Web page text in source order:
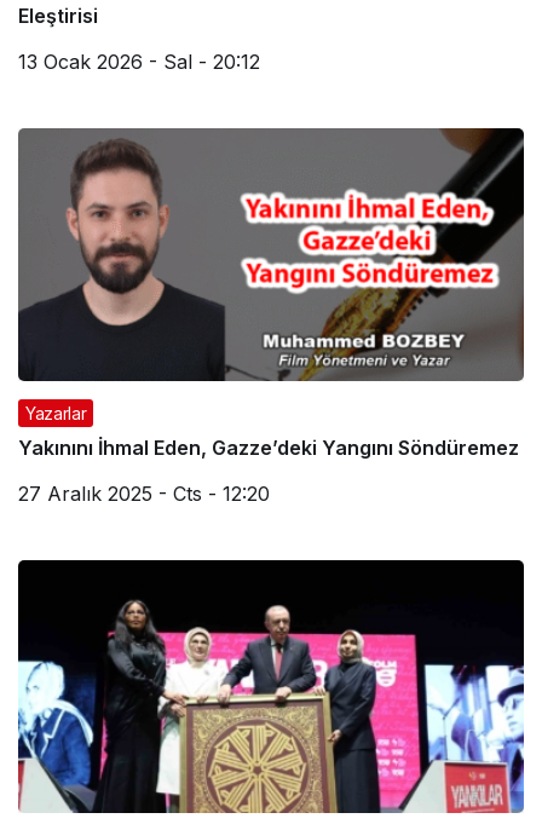
Eleştirisi
13 Ocak 2026 - Sal - 20:12
Yazarlar
Yakınını İhmal Eden, Gazze’deki Yangını Söndüremez
27 Aralık 2025 - Cts - 12:20